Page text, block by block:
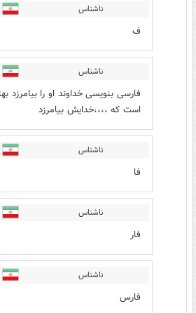
ناشناس
ف
ناشناس
فارسی بنویسی خداوند او را بیامرزد
است که ،،،،خدایش بیامرزد
ناشناس
فا
ناشناس
فار
ناشناس
فارس